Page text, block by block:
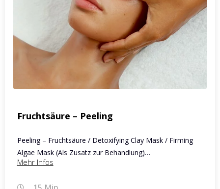
Fruchtsäure – Peeling
Peeling – Fruchtsäure / Detoxifying Clay Mask / Firming
Algae Mask (Als Zusatz zur Behandlung)…
Mehr Infos